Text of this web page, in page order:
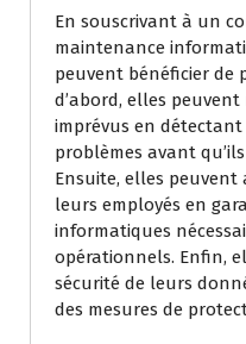
En souscrivant à un
maintenance
peuvent bénéficier de
d’abord, elles
imprévus en
problèmes avant
Ensuite, elles
leurs employés en
informatiques
opérationnels. Enfin,
sécurité de leurs
des mesures de